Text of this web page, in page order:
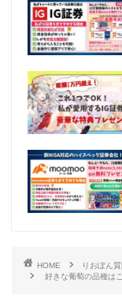
HOME りおぽん
好きな葡萄の品種は